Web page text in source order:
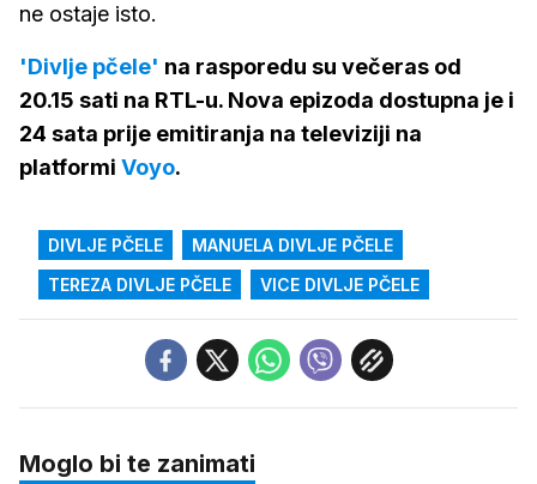
ne ostaje isto.
'Divlje pčele' na rasporedu su večeras od
20.15 sati na RTL-u. Nova epizoda dostupna je i
24 sata prije emitiranja na televiziji na
platformi Voyo.
DIVLJE PČELE
MANUELA DIVLJE PČELE
TEREZA DIVLJE PČELE
VICE DIVLJE PČELE
Moglo bi te zanimati